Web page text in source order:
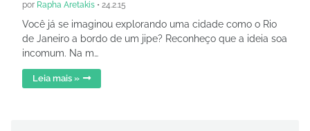
por Rapha Aretakis • 24.2.15
Você já se imaginou explorando uma cidade como o Rio
de Janeiro a bordo de um jipe? Reconheço que a ideia soa
incomum. Na m…
Leia mais »